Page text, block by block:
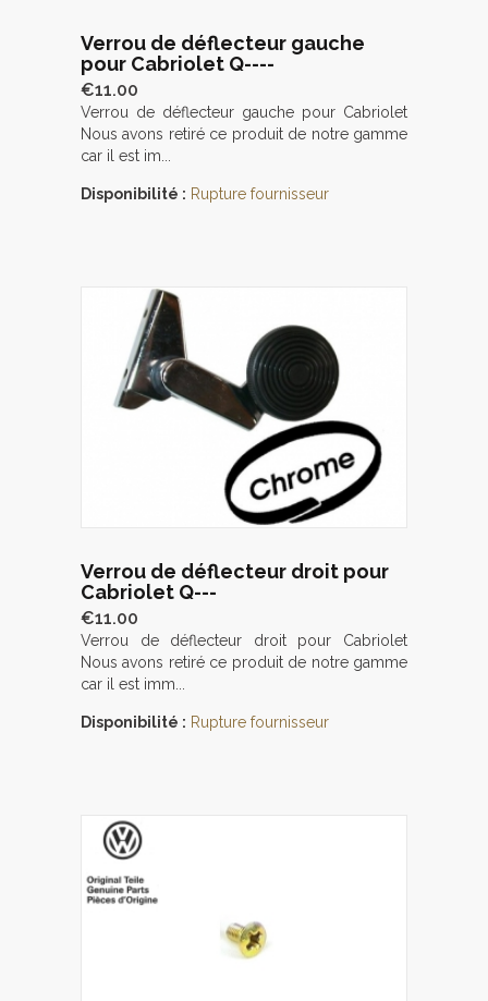
Verrou de déflecteur gauche
pour Cabriolet Q----
€11.00
Verrou de déflecteur gauche pour Cabriolet
Nous avons retiré ce produit de notre gamme
car il est im...
Disponibilité : Rupture fournisseur
Verrou de déflecteur droit pour
Cabriolet Q---
€11.00
Verrou de déflecteur droit pour Cabriolet
Nous avons retiré ce produit de notre gamme
car il est imm...
Disponibilité : Rupture fournisseur